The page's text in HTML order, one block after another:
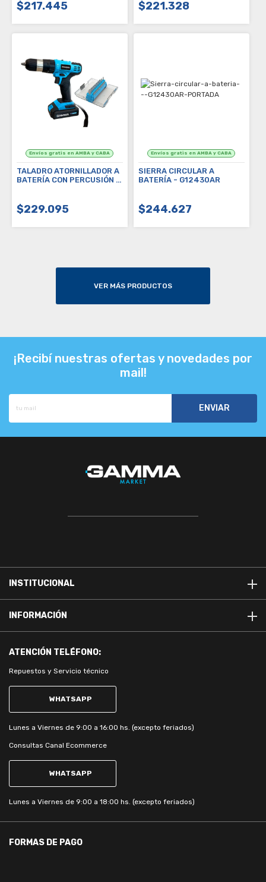
$217.445 $221.328
TALADRO ATORNILLADOR A
BATERÍA CON PERCUSIÓN -
PUNTAS (G19523AC)
$229.095
SIERRA CIRCULAR A
BATERÍA - G12430AR
$244.627
VER MÁS PRODUCTOS
¡Recibí nuestras ofertas y novedades por
mail!
INSTITUCIONAL
INFORMACIÓN
ATENCIÓN TELÉFONO:
Repuestos y Servicio técnico
WHATSAPP
Lunes a Viernes de 9:00 a 16:00 hs. (excepto feriados)
Consultas Canal Ecommerce
WHATSAPP
Lunes a Viernes de 9:00 a 18:00 hs. (excepto feriados)
FORMAS DE PAGO